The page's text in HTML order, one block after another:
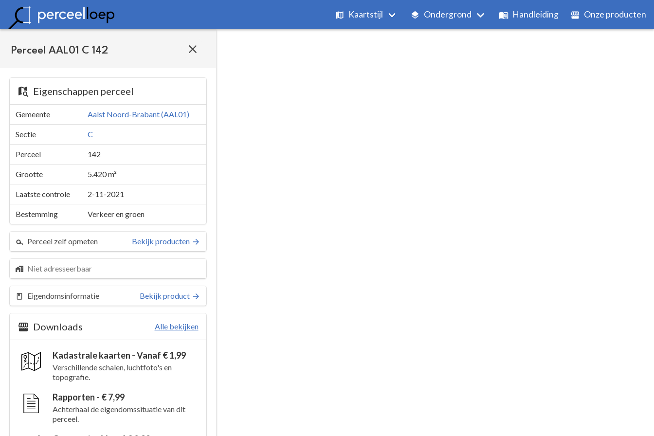
Kaartstijl Ondergrond Handleiding Onze producten
Perceel AAL01 C 142
Eigenschappen perceel
Gemeente Aalst Noord-Brabant (AAL01)
Sectie C
Perceel 142
Grootte 5.420 m²
Laatste controle 2-11-2021
Bestemming Verkeer en groen
Perceel zelf opmeten Bekijk producten
Niet adresseerbaar
Eigendomsinformatie Bekijk product
Downloads Alle bekijken
Kadastrale kaarten - Vanaf € 1,99
Verschillende schalen, luchtfoto's en
topografie.
Rapporten - € 7,99
Achterhaal de eigendomssituatie van dit
perceel.